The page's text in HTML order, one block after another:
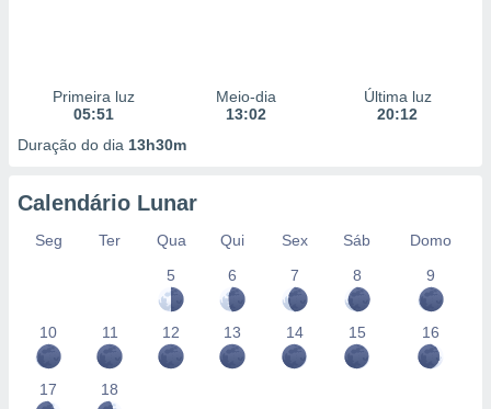
Primeira luz
05:51
Meio-dia
13:02
Última luz
20:12
Duração do dia 13h30m
Calendário Lunar
Seg Ter Qua Qui Sex Sáb
Domo
5
6 7 8 9
10 11 12 13 14 15 16
17 18